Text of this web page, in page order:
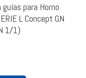
guías para Horno
L Concept GN
1/1)